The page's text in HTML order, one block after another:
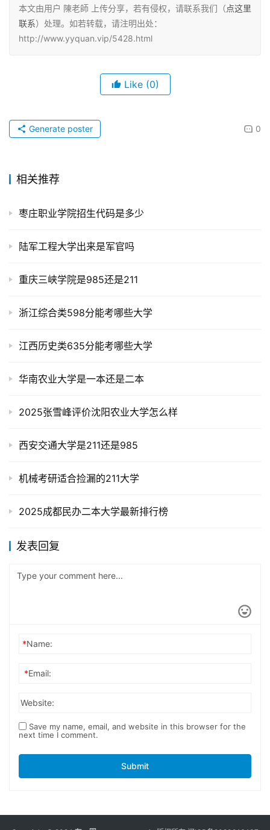
本文由用户 陳老師 上传分享，若有侵权，请联系我们（点这里
联系）处理。如若转载，请注明出处：
http://www.yyquan.vip/5428.html
Like (0)
0
Generate poster
相关推荐
枣庄职业学院招生代码是多少
陆军工程大学出来是军官吗
重庆三峡学院是985还是211
浙江综合类598分能考哪些大学
江西历史类635分能考哪些大学
华南农业大学是一本还是二本
2025张雪峰评价沈阳农业大学怎么样
西安交通大学是211还是985
机械考研适合捡漏的211大学
2025成都民办二本大学最新排行榜
发表回复
*Name:
*Email:
Website:
Save my name, email, and website in this browser for the
next time I comment.
Submit